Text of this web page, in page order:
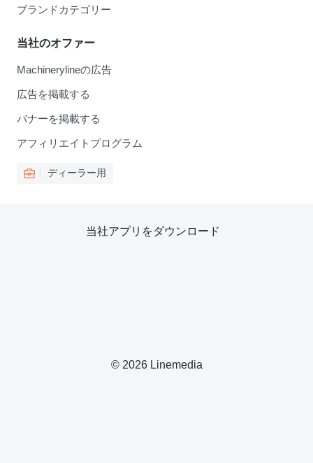
ブランドカテゴリー
当社のオファー
Machinerylineの広告
広告を掲載する
バナーを掲載する
アフィリエイトプログラム
ディーラー用
© 2026 Linemedia
当社アプリをダウンロード